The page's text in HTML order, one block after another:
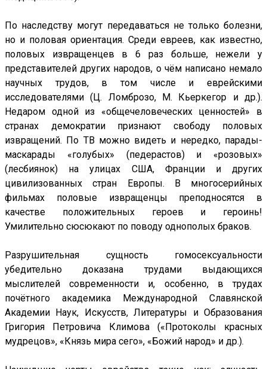
По наследству могут передаваться не только болезни,
но и половая ориентация. Среди евреев, как известно,
половых извращенцев в 6 раз больше, нежели у
представителей других народов, о чём написано немало
научных трудов, в том числе и еврейскими
исследователями (Ц. Ломброзо, М. Кьеркегор и др.).
Недаром одной из «общечеловеческих ценностей» в
странах демократии признают свободу половых
извращений. По ТВ можно видеть и нередко, парады-
маскарады «голубых» (педерастов) и «розовых»
(лесбиянок) на улицах США, Франции и других
цивилизованных стран Европы. В многосерийных
фильмах половые извращенцы преподносятся в
качестве положительных героев и героинь!
Умилительно сюсюкают по поводу однополых браков.
Разрушительная сущность гомосексуальности
убедительно доказана трудами выдающихся
мыслителей современности и, особенно, в трудах
почётного академика Международной Славянской
Академии Наук, Искусств, Литературы и Образования
Григория Петровича Климова («Протоколы красных
мудрецов», «Князь мира сего», «Божий народ» и др.).